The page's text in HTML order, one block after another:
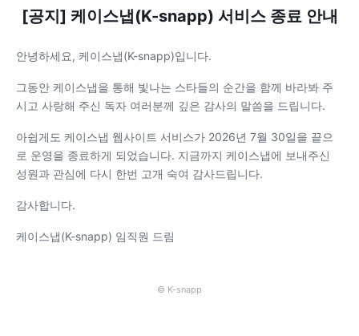
[공지] 케이스냅(K-snapp) 서비스 종료 안내
안녕하세요, 케이스냅(K-snapp)입니다.
그동안 케이스냅을 통해 빛나는 스타들의 순간을 함께 바라봐 주
시고 사랑해 주신 독자 여러분께 깊은 감사의 말씀을 드립니다.
아쉽게도 케이스냅 웹사이트 서비스가 2026년 7월 30일을 끝으
로 운영을 종료하게 되었습니다. 지금까지 케이스냅에 보내주신
성원과 관심에 다시 한번 고개 숙여 감사드립니다.
감사합니다.
케이스냅(K-snapp) 임직원 드림
© K-snapp